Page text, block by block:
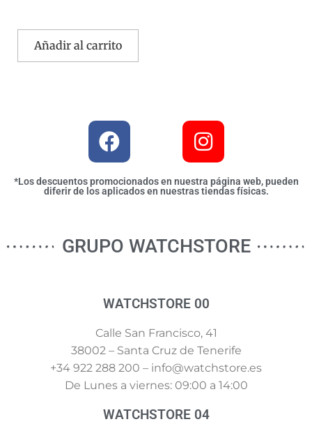
Añadir al carrito
*Los descuentos promocionados en nuestra página web, pueden
diferir de los aplicados en nuestras tiendas físicas.
GRUPO WATCHSTORE
WATCHSTORE 00
Calle San Francisco, 41
38002 – Santa Cruz de Tenerife
+34 922 288 200 – info@watchstore.es
De Lunes a viernes: 09:00 a 14:00
WATCHSTORE 04